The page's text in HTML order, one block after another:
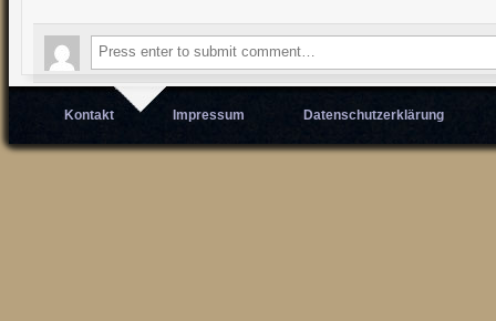
Kontakt Impressum Datenschutzerklärung